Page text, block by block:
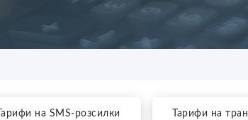
Тарифи на SMS-розсилки Тарифи на